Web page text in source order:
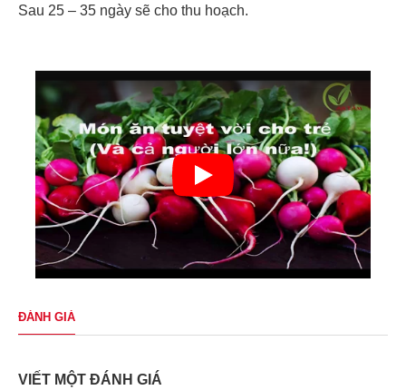
Sau 25 – 35 ngày sẽ cho thu hoạch.
ĐÁNH GIÁ
VIẾT MỘT ĐÁNH GIÁ